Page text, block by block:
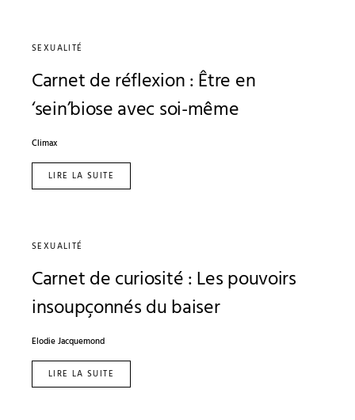
SEXUALITÉ
Carnet de réflexion : Être en
‘sein’biose avec soi-même
Climax
LIRE LA SUITE
SEXUALITÉ
Carnet de curiosité : Les pouvoirs
insoupçonnés du baiser
Elodie Jacquemond
LIRE LA SUITE